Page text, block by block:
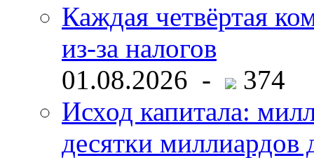
Каждая четвёртая
из-за налогов
01.08.2026 -
374
Исход капитала:
десятки миллиардов